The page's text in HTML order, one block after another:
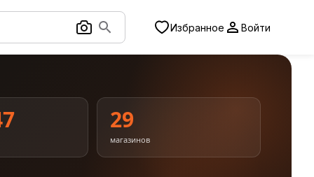
Избранное Войти
29
магазинов